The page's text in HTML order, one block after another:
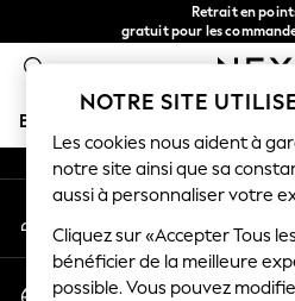
Retrait en
gratuit pour les
Livraison en 2-3
BOUTIQUE VACANCES
HOLIDAY SHOP
Women's Holiday Shop
All Swimwear
All Beachwear
Bags & Accessories
An error occurred on client
Nos réseaux
Mon compte
Connexion à votre compte
Sélectionnez Votre Langue
NOTRE SITE
Les cookies nous aident à
notre site ainsi que sa
aussi à personnaliser votre
Cliquez sur «Accepter Tous
bénéficier de la meilleure
possible. Vous pouvez